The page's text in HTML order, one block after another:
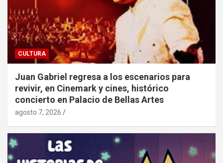
CULTURA
Juan Gabriel regresa a los escenarios para
revivir, en Cinemark y cines, histórico
concierto en Palacio de Bellas Artes
agosto 7, 2026